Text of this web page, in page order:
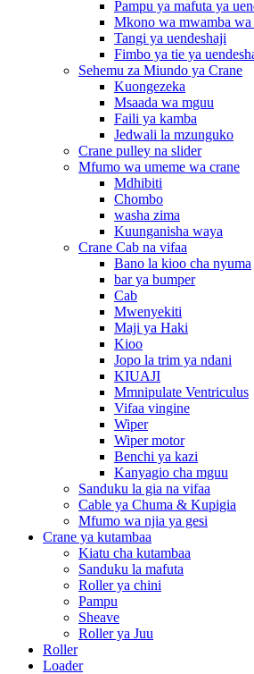
Pampu ya mafuta ya
Mkono wa mwamba wa
Tangi ya uendeshaji
Fimbo ya tie ya
Sehemu za Miundo ya Crane
Kuongezeka
Msaada wa mguu
Faili ya kamba
Jedwali la mzunguko
Crane pulley na slider
Mfumo wa umeme wa crane
Mdhibiti
Chombo
washa zima
Kuunganisha waya
Crane Cab na vifaa
Bano la kioo cha nyuma
bar ya bumper
Cab
Mwenyekiti
Maji ya Haki
Kioo
Jopo la trim ya ndani
KIUAJI
Mmnipulate Ventriculus
Vifaa vingine
Wiper
Wiper motor
Benchi ya kazi
Kanyagio cha mguu
Sanduku la gia na vifaa
Cable ya Chuma & Kupigia
Mfumo wa njia ya gesi
Crane ya kutambaa
Kiatu cha kutambaa
Sanduku la mafuta
Roller ya chini
Pampu
Sheave
Roller ya Juu
Roller
Loader